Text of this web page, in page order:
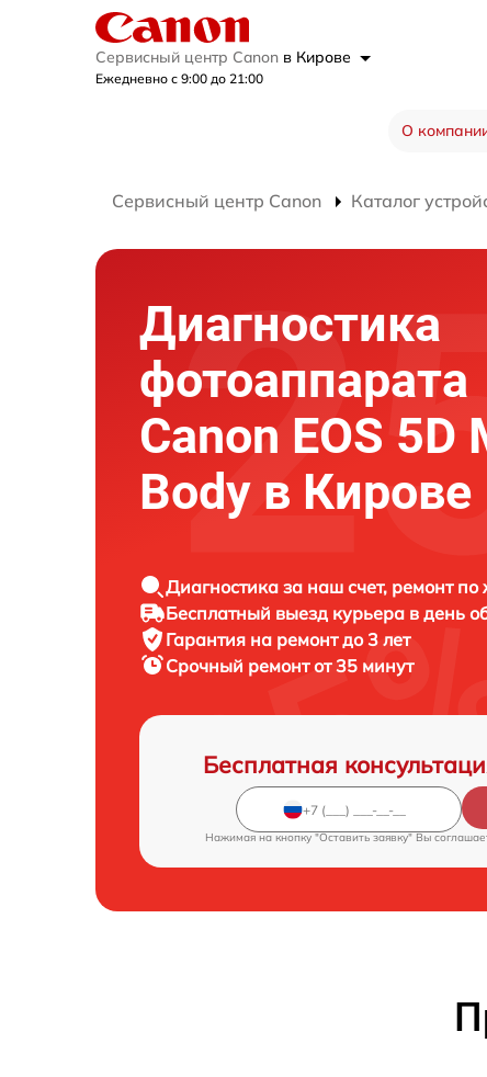
Сервисный центр Canon в Кирове
Ежедневно с 9:00 до 21:00
О
Сервисный центр Canon Каталог
Диагностика
фотоаппарата
Canon EOS 5D
Body в Кирове
Диагностика за наш счет, ремонт
Бесплатный выезд курьера в день
Гарантия на ремонт до 3 лет
Срочный ремонт от 35 минут
Бесплатная
Нажимая на кнопку "Оставить заявку" Вы